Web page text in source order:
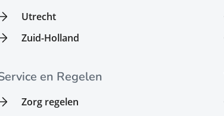
Utrecht
Zuid-Holland
en Regelen
Zorg regelen